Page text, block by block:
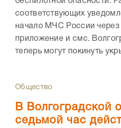
соответствующих
начало МЧС России через
приложение и смс.
теперь могут покинуть
Общество
В Волгоградской
седьмой час